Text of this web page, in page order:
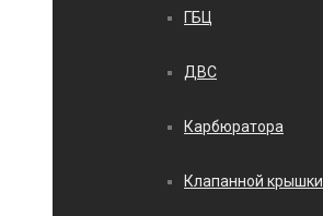
ГБЦ
ДВС
Карбюратора
Клапанной крышки